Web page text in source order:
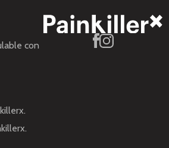
con